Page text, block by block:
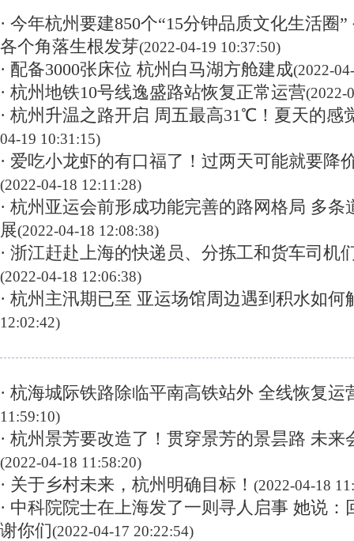
· 今年杭州要建850个“15分钟品质文化生活圈
各个角落生根发芽(2022-04-19 10:37:50)
· 配备3000张床位 杭州白马湖方舱建成(2022-
· 杭州地铁10号线逸盛路站恢复正常运营(2022-
· 杭州升温之路开启 周五最高31℃！夏天的感
04-19 10:31:15)
· 爱吃小龙虾的有口福了！过两天可能就要降
(2022-04-18 12:11:28)
· 杭州亚运会前形成功能完善的路网格局 多条
展(2022-04-18 12:08:38)
· 浙江赶赴上海的快递员、分拣工和货车司机
(2022-04-18 12:06:38)
· 杭州主汛期已至 亚运场馆周边遇到积水如何
12:02:42)
· 杭海城际铁路除临平南高铁站外 全线恢复运
11:59:10)
· 杭州景芳要改造了！贯穿景芳的景昙路 未来
(2022-04-18 11:58:20)
· 关于乡村未来，杭州明确目标！ (2022-04-18
· 中科院院士在上海发了一则寻人启事 她说：
谢你们(2022-04-17 20:22:54)